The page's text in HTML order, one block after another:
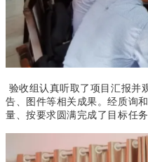
验收组认真听取了项目汇报并
告、图件等相关成果。经质询
量、按要求圆满完成了目标任